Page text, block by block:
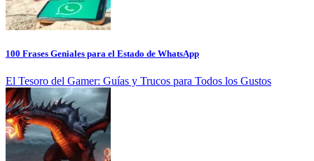
100 Frases Geniales para el Estado de WhatsApp
El Tesoro del Gamer: Guías y Trucos para Todos los Gustos